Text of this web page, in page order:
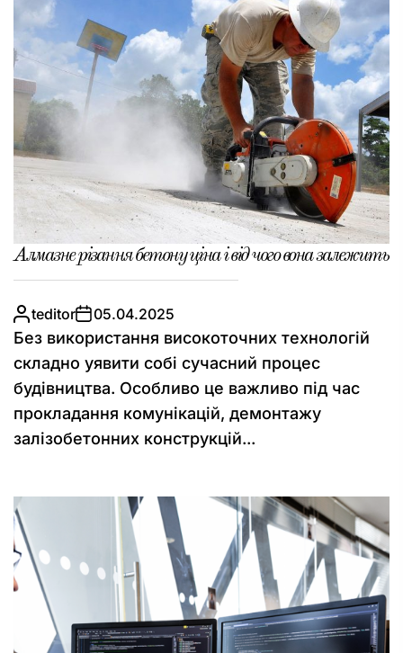
Алмазне різання бетону ціна і від чого вона залежить
teditor 05.04.2025
Без використання високоточних технологій
складно уявити собі сучасний процес
будівництва. Особливо це важливо під час
прокладання комунікацій, демонтажу
залізобетонних конструкцій...